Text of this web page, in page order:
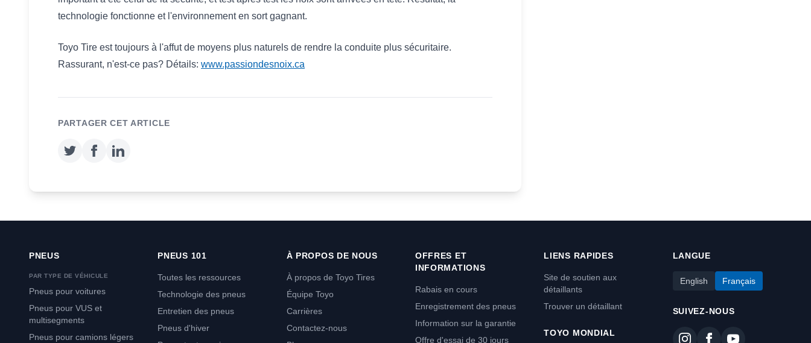
technologie fonctionne et l'environnement en sort gagnant.
Toyo Tire est toujours à l'affut de moyens plus naturels de rendre la conduite plus sécuritaire.
Rassurant, n'est-ce pas? Détails: www.passiondesnoix.ca
PARTAGER CET ARTICLE
PNEUS
PAR TYPE DE VÉHICULE
Pneus pour voitures
Pneus pour VUS et
multisegments
Pneus pour camions légers
PNEUS 101
Toutes les ressources
Technologie des pneus
Entretien des pneus
Pneus d'hiver
À PROPOS DE NOUS
À propos de Toyo Tires
Équipe Toyo
Carrières
Contactez-nous
OFFRES ET
INFORMATIONS
Rabais en cours
Enregistrement des pneus
Information sur la garantie
Offre d'essai de 30 jours
LIENS RAPIDES
Site de soutien aux
détaillants
Trouver un détaillant
TOYO MONDIAL
LANGUE
English Français
SUIVEZ-NOUS